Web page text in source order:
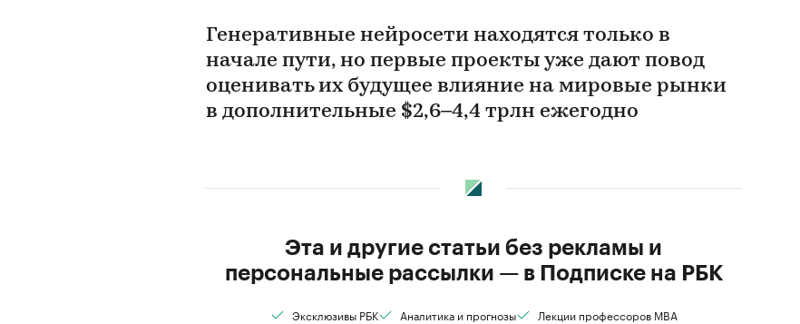
Генеративные нейросети находятся только в
начале пути, но первые проекты уже дают повод
оценивать их будущее влияние на мировые рынки
в дополнительные $2,6–4,4 трлн ежегодно
Эта и другие статьи без рекламы и
персональные рассылки — в Подписке на РБК
Эксклюзивы РБК Аналитика и прогнозы Лекции профессоров MBA